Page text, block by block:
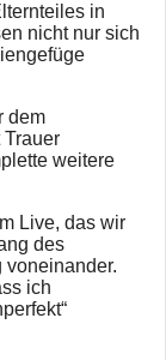
in
nicht nur sich
dem
weitere
Live, das wir
des
voneinander.
ich